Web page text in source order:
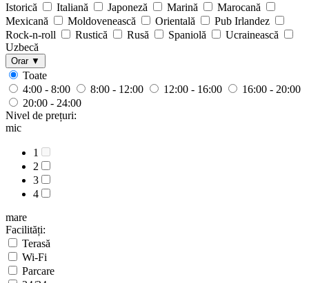
Istorică
Italiană Japoneză Marină
Marocană
Mexicană
Moldovenească Orientală
Pub Irlandez
Rock-n-roll
Rustică Rusă Spaniolă
Ucrainească
Uzbecă
Orar ▼
Toate
4:00 - 8:00
8:00 - 12:00 12:00 - 16:00
16:00 - 20:00
20:00 - 24:00
Nivel de prețuri:
mic
1
2
3
4
mare
Facilități:
Terasă
Wi-Fi
Parcare